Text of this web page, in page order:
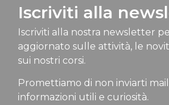
Iscriviti alla
Iscriviti alla nostra newsletter
aggiornato sulle attività, le
sui nostri corsi.
Promettiamo di non inviarti
informazioni utili e curiosità.